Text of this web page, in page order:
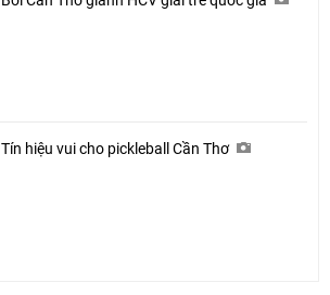
Tín hiệu vui cho pickleball Cần Thơ